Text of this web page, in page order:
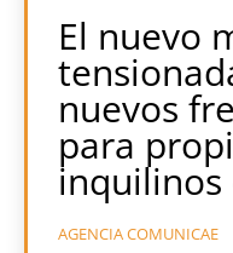
El nuevo
nuevos
para
inquilinos
AGENCIA COMUNICAE